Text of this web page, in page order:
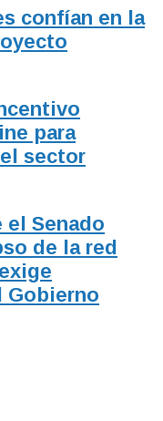
confían en la
para
sector
Senado
de la red
Gobierno